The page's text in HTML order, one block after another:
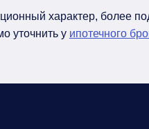
характер, более
уточнить у ипотечного